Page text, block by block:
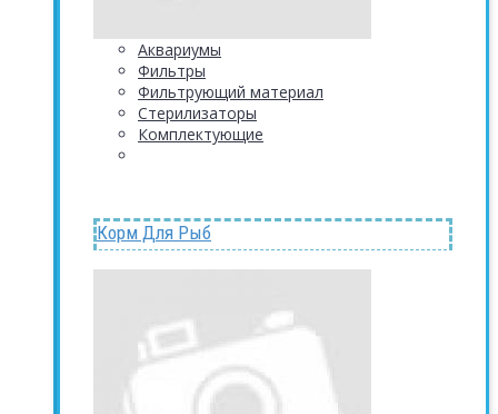
Аквариумы
Фильтры
Фильтрующий материал
Стерилизаторы
Комплектующие
Корм Для Рыб